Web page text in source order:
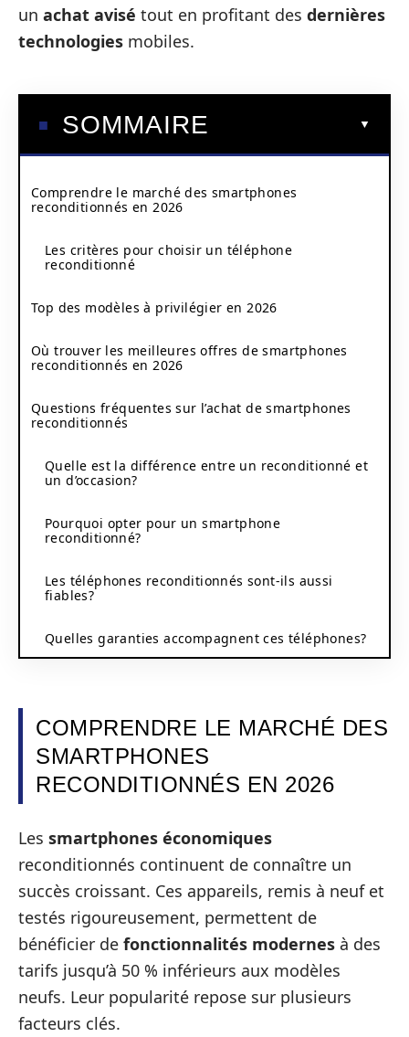
un achat avisé tout en profitant des dernières
technologies mobiles.
SOMMAIRE
Comprendre le marché des smartphones
reconditionnés en 2026
Les critères pour choisir un téléphone
reconditionné
Top des modèles à privilégier en 2026
Où trouver les meilleures offres de smartphones
reconditionnés en 2026
Questions fréquentes sur l’achat de smartphones
reconditionnés
Quelle est la différence entre un reconditionné et
un d’occasion?
Pourquoi opter pour un smartphone
reconditionné?
Les téléphones reconditionnés sont-ils aussi
fiables?
Quelles garanties accompagnent ces téléphones?
COMPRENDRE LE MARCHÉ DES
SMARTPHONES
RECONDITIONNÉS EN 2026
Les smartphones économiques
reconditionnés continuent de connaître un
succès croissant. Ces appareils, remis à neuf et
testés rigoureusement, permettent de
bénéficier de fonctionnalités modernes à des
tarifs jusqu’à 50 % inférieurs aux modèles
neufs. Leur popularité repose sur plusieurs
facteurs clés.